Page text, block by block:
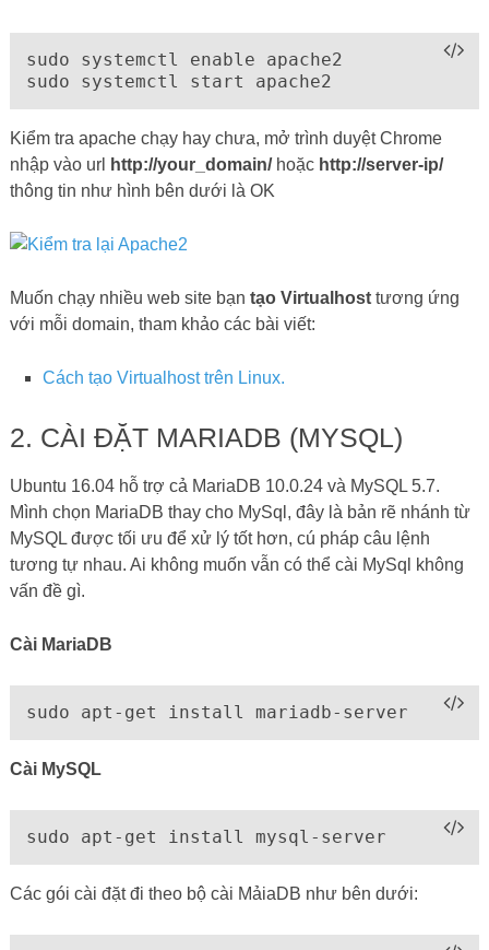
sudo systemctl enable apache2
sudo systemctl start apache2
Kiểm tra apache chạy hay chưa, mở trình duyệt Chrome
nhập vào url
http://your_domain/hoặc http://server-ip/
thông tin như hình bên dưới là OK
Muốn chạy nhiều web site bạn tạo Virtualhosttương ứng
với mỗi domain, tham khảo các bài viết:
Cách tạo Virtualhost trên Linux.
2. CÀI ĐẶT MARIADB (MYSQL)
Ubuntu 16.04 hỗ trợ cả MariaDB 10.0.24 và MySQL 5.7.
Mình chọn MariaDB thay cho MySql, đây là bản rẽ nhánh từ
MySQL được tối ưu để xử lý tốt hơn, cú pháp câu lệnh
tương tự nhau. Ai không muốn vẫn có thể cài MySql không
vấn đề gì.
Cài MariaDB
sudo apt-get install mariadb-server
Cài MySQL
sudo apt-get install mysql-server
Các gói cài đặt đi theo bộ cài MảiaDB như bên dưới: